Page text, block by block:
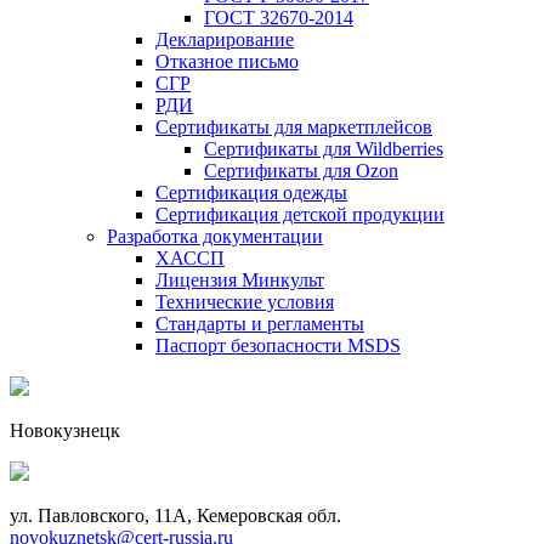
ГОСТ 32670-2014
Декларирование
Отказное письмо
СГР
РДИ
Сертификаты для маркетплейсов
Сертификаты для Wildberries
Сертификаты для Ozon
Сертификация одежды
Сертификация детской продукции
Разработка документации
ХАССП
Лицензия Минкульт
Технические условия
Стандарты и регламенты
Паспорт безопасности MSDS
Новокузнецк
ул. Павловского, 11А, Кемеровская обл.
novokuznetsk@cert-russia.ru